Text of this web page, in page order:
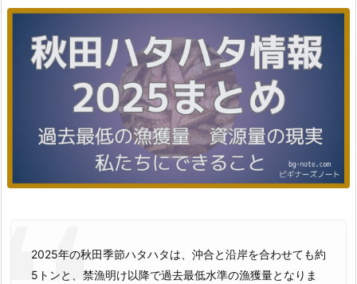
2025年の秋田季節ハタハタは、沖合と沿岸を合わせても約
5トンと、禁漁明け以降で過去最低水準の漁獲量となりま